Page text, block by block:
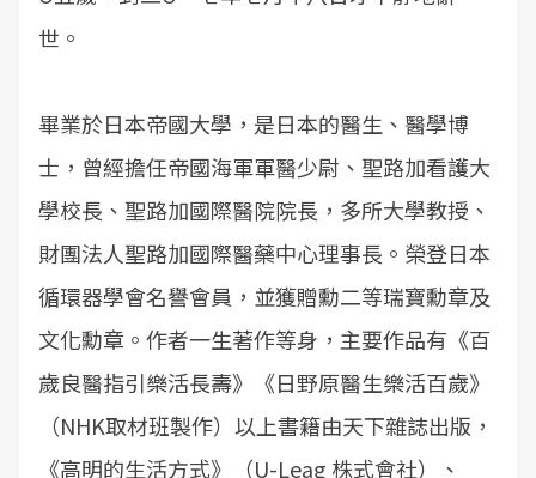
世。
畢業於日本帝國大學，是日本的醫生、醫學博
士，曾經擔任帝國海軍軍醫少尉、聖路加看護大
學校長、聖路加國際醫院院長，多所大學教授、
財團法人聖路加國際醫藥中心理事長。榮登日本
循環器學會名譽會員，並獲贈勳二等瑞寶勳章及
文化勳章。作者一生著作等身，主要作品有《百
歲良醫指引樂活長壽》《日野原醫生樂活百歲》
（NHK取材班製作）以上書籍由天下雜誌出版，
《高明的生活方式》（U-Leag 株式會社）、